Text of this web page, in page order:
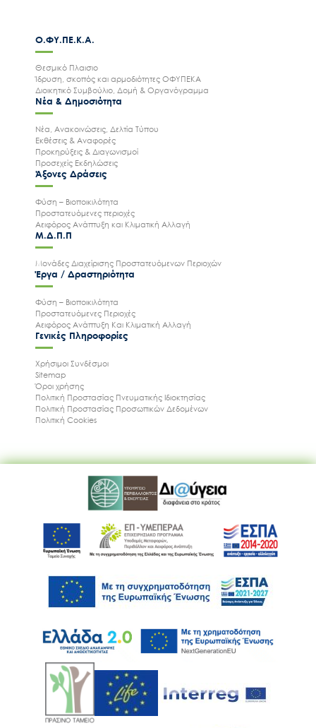
Ο.ΦΥ.ΠΕ.Κ.Α.
Θεσμικό Πλαισιο
Ίδρυση, σκοπός και αρμοδιότητες ΟΦΥΠΕΚΑ
Διοικητικό Συμβούλιο, Δομή & Οργανόγραμμα
Νέα & Δημοσιότητα
Νέα, Ανακοινώσεις, Δελτία Τύπου
Εκθέσεις & Αναφορές
Προκηρύξεις & Διαγωνισμοί
Προσεχείς Εκδηλώσεις
Άξονες Δράσεις
Φύση – Βιοποικιλότητα
Προστατευόμενες περιοχές
Αειφόρος Ανάπτυξη και Κλιματική Αλλαγή
Μ.Δ.Π.Π
Μονάδες Διαχείρισης Προστατευόμενων Περιοχών
Έργα / Δραστηριότητα
Φύση – Βιοποικιλότητα
Προστατευόμενες Περιοχές
Αειφόρος Ανάπτυξη Και Κλιματική Αλλαγή
Γενικές Πληροφορίες
Χρήσιμοι Συνδέσμοι
Sitemap
Όροι χρήσης
Πολιτική Προστασίας Πνευματικής Ιδιοκτησίας
Πολιτική Προστασίας Προσωπικών Δεδομένων
Πολιτική Cookies